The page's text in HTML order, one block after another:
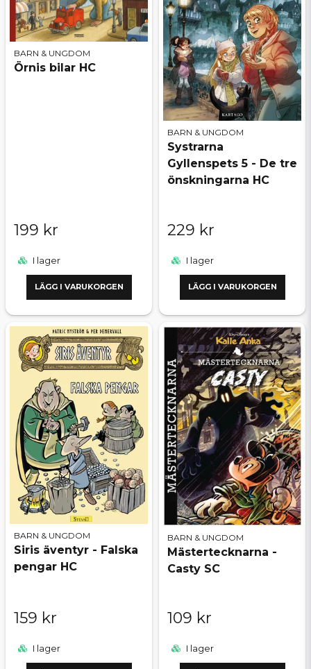
BARN & UNGDOM
Örnis bilar HC
199 kr
I lager
LÄGG I VARUKORGEN
BARN & UNGDOM
Systrarna
Gyllenspets 5 - De tre
önskningarna HC
229 kr
I lager
LÄGG I VARUKORGEN
BARN & UNGDOM
Siris äventyr - Falska
pengar HC
159 kr
I lager
BARN & UNGDOM
Mästertecknarna -
Casty SC
109 kr
I lager